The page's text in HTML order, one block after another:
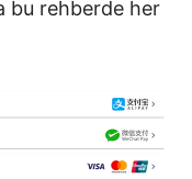
bu rehberde her